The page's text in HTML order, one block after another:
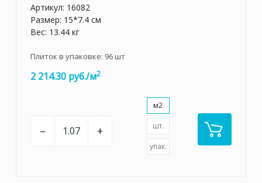
Артикул: 16082
Размер: 15*7.4 см
Вес: 13.44 кг
Плиток в упаковке: 96шт
2 214.30 руб./м2
– +
м2
шт.
упак.